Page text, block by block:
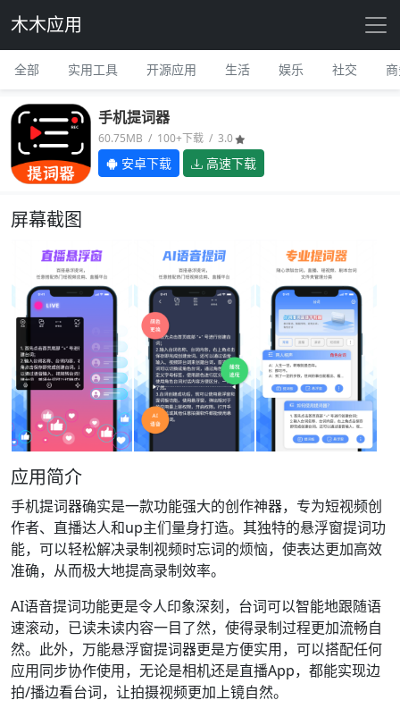
木木应用
全部 实用工具 开源应用 生活 娱乐 社交
手机提词器
60.75MB / 100+下载 / 3.0
安卓下载 高速下载
屏幕截图
应用简介
手机提词器确实是一款功能强大的创作神器，专为短视频创
作者、直播达人和up主们量身打造。其独特的悬浮窗提词功
能，可以轻松解决录制视频时忘词的烦恼，使表达更加高效
准确，从而极大地提高录制效率。
AI语音提词功能更是令人印象深刻，台词可以智能地跟随语
速滚动，已读未读内容一目了然，使得录制过程更加流畅自
然。此外，万能悬浮窗提词器更是方便实用，可以搭配任何
应用同步协作使用，无论是相机还是直播App，都能实现边
拍/播边看台词，让拍摄视频更加上镜自然。